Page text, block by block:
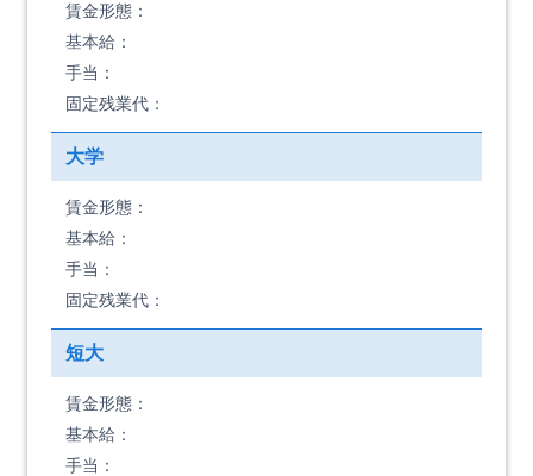
賃金形態：
基本給：
手当：
固定残業代：
大学
賃金形態：
基本給：
手当：
固定残業代：
短大
賃金形態：
基本給：
手当：